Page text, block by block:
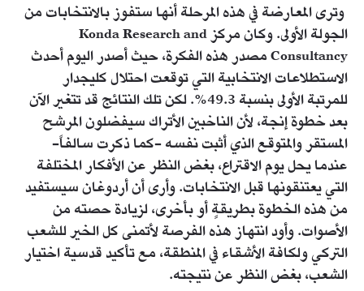
وترى المعارضة في هذه المرحلة أنها ستفوز بالانتخابات من
الجولة الأولى. وكان مركز Konda Research and
Consultancy مصدر هذه الفكرة، حيث أصدر اليوم أحدث
الاستطلاعات الانتخابية التي توقعت احتلال كليجدار
للمرتبة الأولى بنسبة 49.3%. لكن تلك النتائج قد تتغير الآن
بعد خطوة إنجة، لأن الناخبين الأتراك سيفضلون المرشح
المستقر والمتوقع الذي أثبت نفسه -كما ذكرت سالفاً-
عندما يحل يوم الاقتراع، بغض النظر عن الأفكار المختلفة
التي يعتنقونها قبل الانتخابات. وأرى أن أردوغان سيستفيد
من هذه الخطوة بطريقةٍ أو بأخرى، لزيادة حصته من
الأصوات. وأود انتهاز هذه الفرصة لأتمنى كل الخير للشعب
التركي ولكافة الأشقاء في المنطقة، مع تأكيد قدسية اختيار
الشعب، بغض النظر عن نتيجته.